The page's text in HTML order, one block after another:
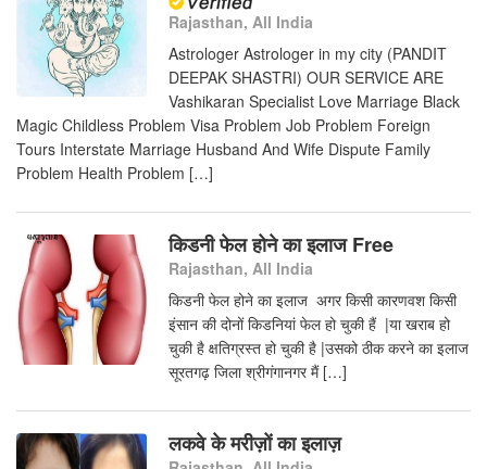
Rajasthan, All India
Astrologer Astrologer in my city (PANDIT
DEEPAK SHASTRI) OUR SERVICE ARE
Vashikaran Specialist Love Marriage Black
Magic Childless Problem Visa Problem Job Problem Foreign
Tours Interstate Marriage Husband And Wife Dispute Family
Problem Health Problem […]
किडनी फेल होने का इलाज Free
Rajasthan, All India
किडनी फेल होने का इलाज अगर किसी कारणवश किसी
इंसान की दोनों किडनियां फेल हो चुकी हैं |या खराब हो
चुकी है क्षतिग्रस्त हो चुकी है |उसको ठीक करने का इलाज
सूरतगढ़ जिला श्रीगंगानगर मैं […]
लकवे के मरीज़ों का इलाज़